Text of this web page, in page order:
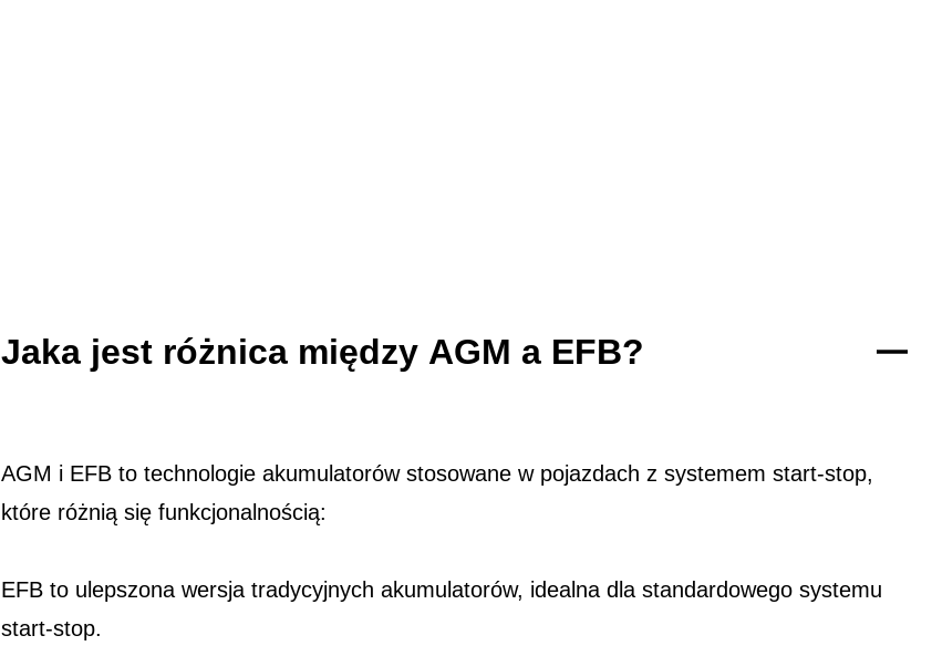
Jaka jest różnica między AGM a EFB?
AGM i EFB to technologie akumulatorów stosowane w pojazdach z systemem start-stop,
które różnią się funkcjonalnością:
EFB to ulepszona wersja tradycyjnych akumulatorów, idealna dla standardowego systemu
start-stop.